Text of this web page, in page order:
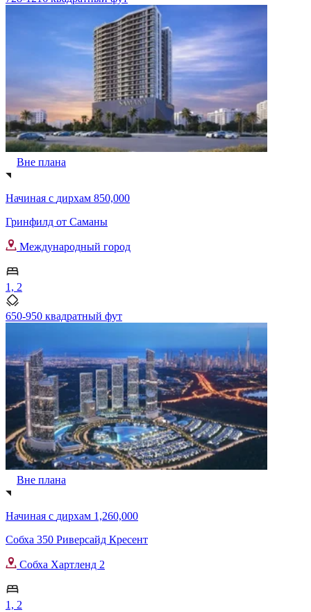
Вне плана
Начиная с дирхам 850,000
Гринфилд от Саманы
Международный город
1, 2
650-950 квадратный фут
Вне плана
Начиная с дирхам 1,260,000
Собха 350 Риверсайд Кресент
Собха Хартленд 2
1, 2